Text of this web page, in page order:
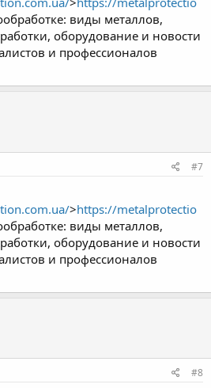
виды металлов,
оборудование и новости
и профессионалов
#7
>https://metalprotectio
виды металлов,
оборудование и новости
и профессионалов
#8